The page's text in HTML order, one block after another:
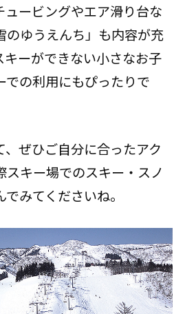
ュービングやエア滑り台な
のゆうえんち」も内容が充
キーができない小さなお子
での利用にもぴったりで
ぜひご自分に合ったアク
スキー場でのスキー・スノ
みてくださいね。